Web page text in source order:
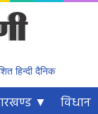
हिन्दी दैनिक
▼